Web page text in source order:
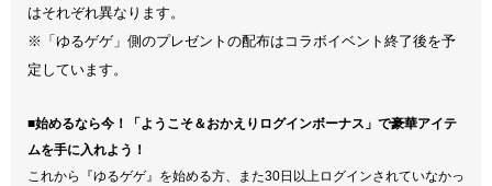
はそれぞれ異なります。
※「ゆるゲゲ」側のプレゼントの配布はコラボイベント終了後を予
定しています。
■始めるなら今！「ようこそ＆おかえりログインボーナス」で豪華アイテ
ムを手に入れよう！
これから『ゆるゲゲ』を始める方、また30日以上ログインされていなかっ